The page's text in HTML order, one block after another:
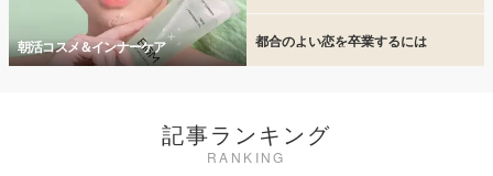
朝活コスメ＆インナーケア 都合のよい恋を卒業するには
記事ランキング
RANKING